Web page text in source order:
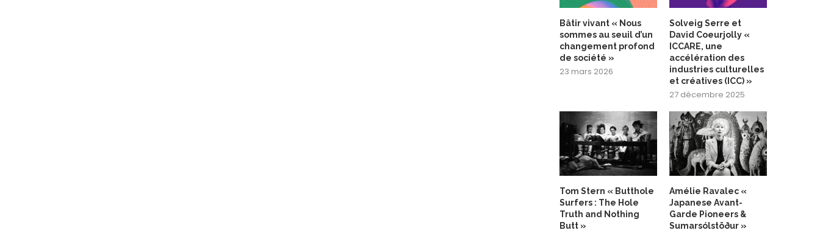
Bâtir vivant « Nous
sommes au seuil d’un
changement profond
de société »
23 mars 2026
Solveig Serre et
David Coeurjolly «
ICCARE, une
accélération des
industries culturelles
et créatives (ICC) »
27 décembre 2025
Tom Stern « Butthole
Surfers : The Hole
Truth and Nothing
Butt »
Amélie Ravalec «
Japanese Avant-
Garde Pioneers &
Sumarsólstöður »